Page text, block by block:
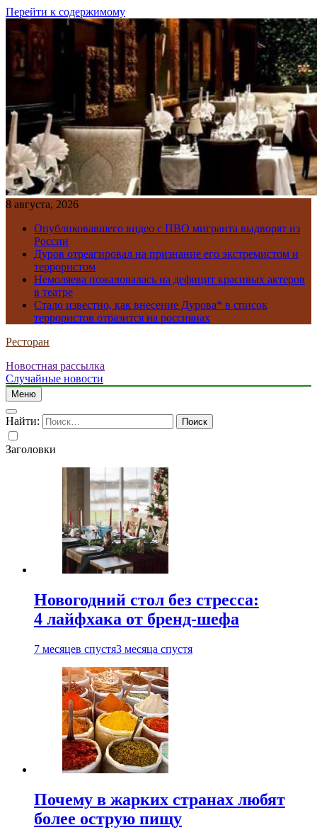
Перейти к содержимому
8 августа, 2026
Опубликовавшего видео с ПВО мигранта выдворят из
России
Дуров отреагировал на признание его экстремистом и
террористом
Немоляева пожаловалась на дефицит красивых актеров
в театре
Стало известно, как внесение Дурова* в список
террористов отразится на россиянах
Ресторан
Новостная рассылка
Случайные новости
Меню
Найти:
Заголовки
Новогодний стол без стресса:
4 лайфхака от бренд-шефа
7 месяцев спустя3 месяца спустя
Почему в жарких странах любят
более острую пищу